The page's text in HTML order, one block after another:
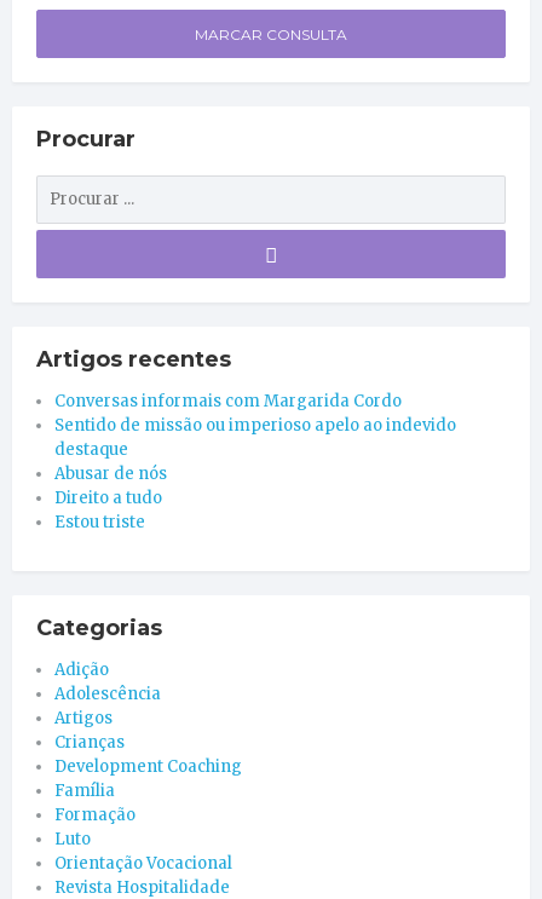
MARCAR CONSULTA
Procurar
Artigos recentes
Conversas informais com Margarida Cordo
Sentido de missão ou imperioso apelo ao indevido
destaque
Abusar de nós
Direito a tudo
Estou triste
Categorias
Adição
Adolescência
Artigos
Crianças
Development Coaching
Família
Formação
Luto
Orientação Vocacional
Revista Hospitalidade